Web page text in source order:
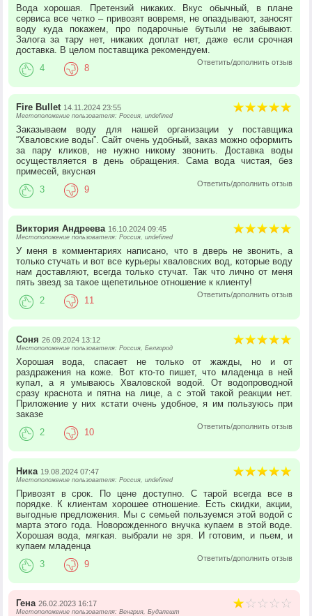
Вода хорошая. Претензий никаких. Вкус обычный, в плане
сервиса все четко – привозят вовремя, не опаздывают, заносят
воду куда покажем, про подарочные бутыли не забывают.
Залога за тару нет, никаких доплат нет, даже если срочная
доставка. В целом поставщика рекомендуем.
Ответить/дополнить отзыв
4 8
Fire Bullet 14.11.2024 23:55
Местоположение пользователя: Россия, undefined
Заказываем воду для нашей организации у поставщика
“Хваловские воды”. Сайт очень удобный, заказ можно оформить
за пару кликов, не нужно никому звонить. Доставка воды
осуществляется в день обращения. Сама вода чистая, без
примесей, вкусная
Ответить/дополнить отзыв
3 9
Виктория Андреева 16.10.2024 09:45
Местоположение пользователя: Россия, undefined
У меня в комментариях написано, что в дверь не звонить, а
только стучать и вот все курьеры хваловских вод, которые воду
нам доставляют, всегда только стучат. Так что лично от меня
пять звезд за такое щепетильное отношение к клиенту!
Ответить/дополнить отзыв
2 11
Соня 26.09.2024 13:12
Местоположение пользователя: Россия, Белгород
Хорошая вода, спасает не только от жажды, но и от
раздражения на коже. Вот кто-то пишет, что младенца в ней
купал, а я умываюсь Хваловской водой. От водопроводной
сразу краснота и пятна на лице, а с этой такой реакции нет.
Приложение у них кстати очень удобное, я им пользуюсь при
заказе
Ответить/дополнить отзыв
2 10
Ника 19.08.2024 07:47
Местоположение пользователя: Россия, undefined
Привозят в срок. По цене доступно. С тарой всегда все в
порядке. К клиентам хорошее отношение. Есть скидки, акции,
выгодные предложения. Мы с семьей пользуемся этой водой с
марта этого года. Новорожденного внучка купаем в этой воде.
Хорошая вода, мягкая. выбрали не зря. И готовим, и пьем, и
купаем младенца
Ответить/дополнить отзыв
3 9
Гена 26.02.2023 16:17
Местоположение пользователя: Венгрия, Будапешт